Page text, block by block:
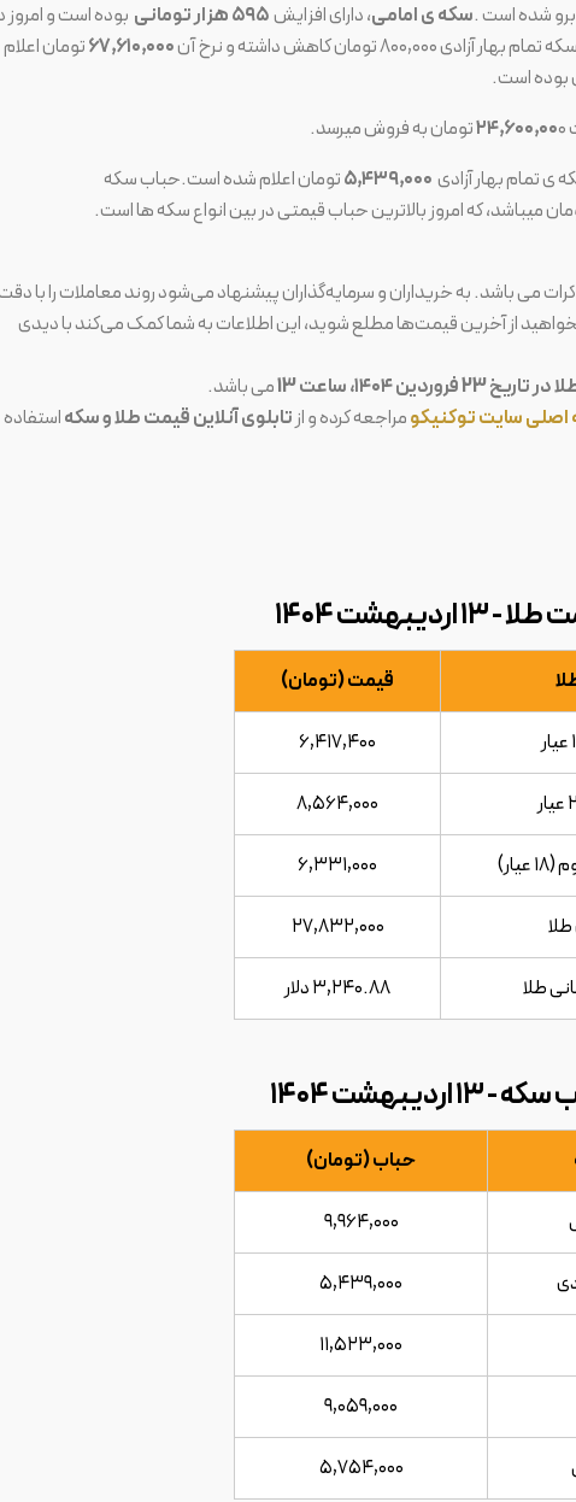
سکه ی امامی، دارای افزایش۵۹۵هزار تومانی بوده است و امروز
تومان کاهش داشته و نرخ آن ۶۷,۶۱۰,۰۰۰
تومان اعلام
بوده است.
۲۴,۶۰۰,۰۰۰ تومان به فروش میرسد.
ی تمام بهار آزادی ۵,۴۳۹,۰۰۰تومان اعلام شده است.حباب سکه
میباشد، که امروز بالاترین حباب قیمتی در بین انواع سکه ها است.
می باشد. به خریداران و سرمایه‌گذاران پیشنهاد می‌شود روند معاملات را با
از آخرین قیمت‌ها مطلع شوید، این اطلاعات به شما کمک می‌کند با دیدی
فروردین ۱۴۰۴، ساعت 13
می باشد.
سایت توکنیکومراجعه کرده و ازتابلوی آنلاین قیمت‌ طلا و سکهاستفاده
۱۴۰۴
قیمت (تومان)
۶,۴۱۷,۴۰۰
۸,۵۶۴,۰۰۰
۶,۳۳۱,۰۰۰
۲۷,۸۳۲,۰۰۰
طلا ۳,۲۴۰.۸۸ دلار
۱۴۰۴
حباب (تومان)
۹,۹۶۴,۰۰۰
۵,۴۳۹,۰۰۰
۱۱,۵۲۳,۰۰۰
۹,۰۵۹,۰۰۰
۵,۷۵۴,۰۰۰